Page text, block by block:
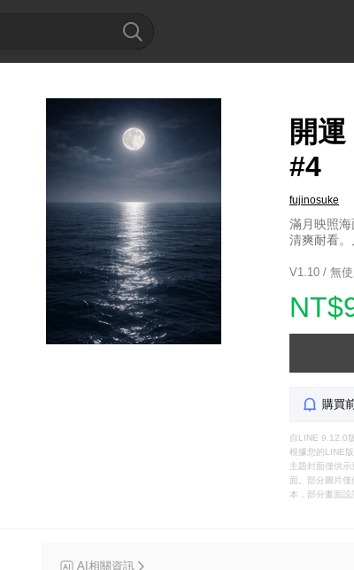
開
#4
fujinosuke
滿月映照
清爽耐看。
V1.10 / 無
購買
自LINE 9.12.0
根據您的LINE
主題封面僅供
面。部分圖片僅
本，部分畫面設
AI相關資訊